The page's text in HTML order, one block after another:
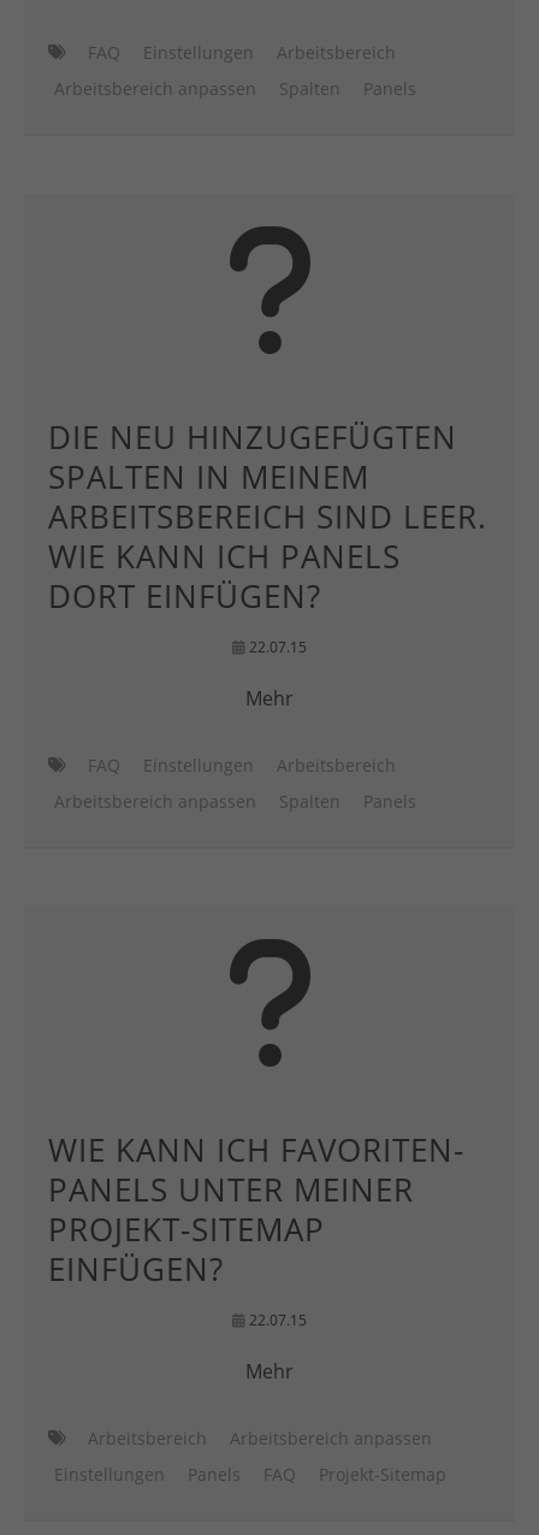
FAQ Einstellungen
Arbeitsbereich
Arbeitsbereich anpassen
Spalten Panels
DIE NEU HINZUGEFÜGTEN
SPALTEN IN MEINEM
ARBEITSBEREICH SIND LEER.
WIE KANN ICH PANELS
DORT EINFÜGEN?
22.07.15
Mehr
FAQ Einstellungen
Arbeitsbereich
Arbeitsbereich anpassen
Spalten Panels
WIE KANN ICH FAVORITEN-
PANELS UNTER MEINER
PROJEKT-SITEMAP
EINFÜGEN?
22.07.15
Mehr
Arbeitsbereich
Arbeitsbereich anpassen
Einstellungen
Panels FAQ Projekt-Sitemap